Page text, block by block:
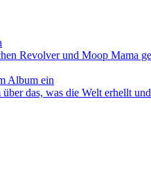
Revolver und Moop Mama
Album ein
das, was die Welt erhellt